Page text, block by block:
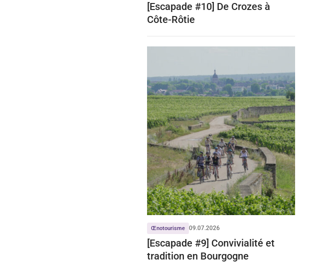
[Escapade #10] De Crozes à
Côte-Rôtie
Œnotourisme 09.07.2026
[Escapade #9] Convivialité et
tradition en Bourgogne